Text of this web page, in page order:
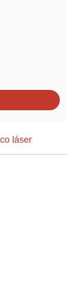
láser